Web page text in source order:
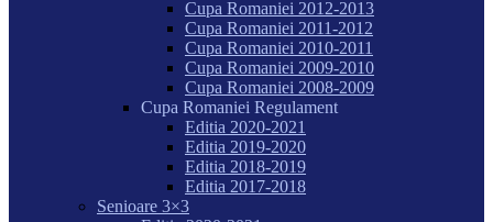
Cupa Romaniei 2012-2013
Cupa Romaniei 2011-2012
Cupa Romaniei 2010-2011
Cupa Romaniei 2009-2010
Cupa Romaniei 2008-2009
Cupa Romaniei Regulament
Editia 2020-2021
Editia 2019-2020
Editia 2018-2019
Editia 2017-2018
Senioare 3×3